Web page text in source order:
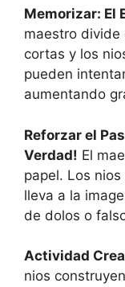
Memorizar: El
maestro divide
cortas y los
pueden
aumentando
Reforzar el
Verdad! El
papel. Los
lleva a la
de dolos o
Actividad
nios